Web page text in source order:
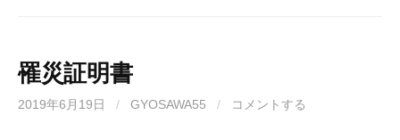
罹災証明書
2019年6月19日 / GYOSAWA55 / コメントする